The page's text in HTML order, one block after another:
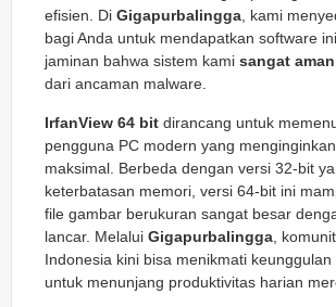
efisien. Di Gigapurbalingga, kami
bagi Anda untuk mendapatkan software
jaminan bahwa sistem kami sangat aman
dari ancaman malware.
IrfanView 64 bit dirancang untuk
pengguna PC modern yang
maksimal. Berbeda dengan versi 32-bit
keterbatasan memori, versi 64-bit ini
file gambar berukuran sangat besar
lancar. Melalui Gigapurbalingga ,
Indonesia kini bisa menikmati
untuk menunjang produktivitas harian